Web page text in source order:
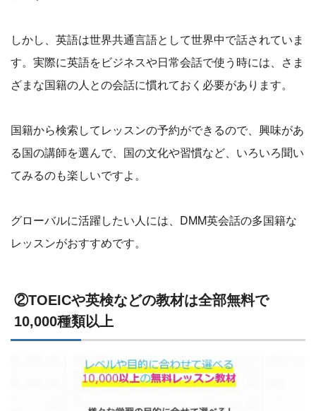
しかし、英語は世界共通言語として世界中で話されていま
す。実際に英語をビジネスや日常会話で使う時には、さま
ざまな国籍の人との会話に慣れておく必要があります。
国籍から検索してレッスンの予約ができるので、興味があ
る国の講師を選んで、国の文化や習慣など、いろいろ聞い
てみるのも楽しいですよ。
グローバルに活躍したい人には、DMM英会話の多国籍な
レッスンがおすすめです。
②TOEICや英検などの教材は全部無料で
10,000種類以上